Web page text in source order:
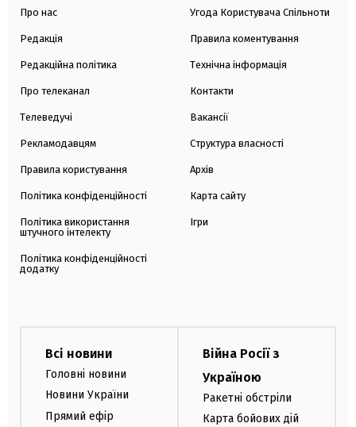
Про нас
Редакція
Редакційна політика
Про телеканал
Телеведучі
Рекламодавцям
Правила користування
Політика конфіденційності
Політика використання
штучного інтелекту
Політика конфіденційності
додатку
Угода Користувача Спільноти
Правила коментування
Технічна інформація
Контакти
Вакансії
Структура власності
Архів
Карта сайту
Ігри
Всі новини
Головні новини
Новини України
Прямий ефір
Війна Росії з
Україною
Ракетні обстріли
Карта бойових дій